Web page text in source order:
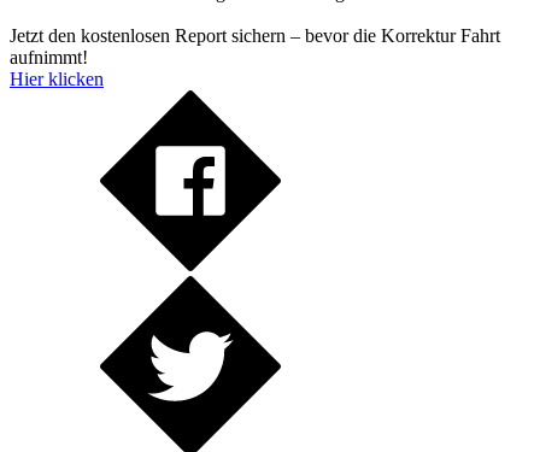
Jetzt den kostenlosen Report sichern – bevor die Korrektur Fahrt
aufnimmt!
Hier klicken